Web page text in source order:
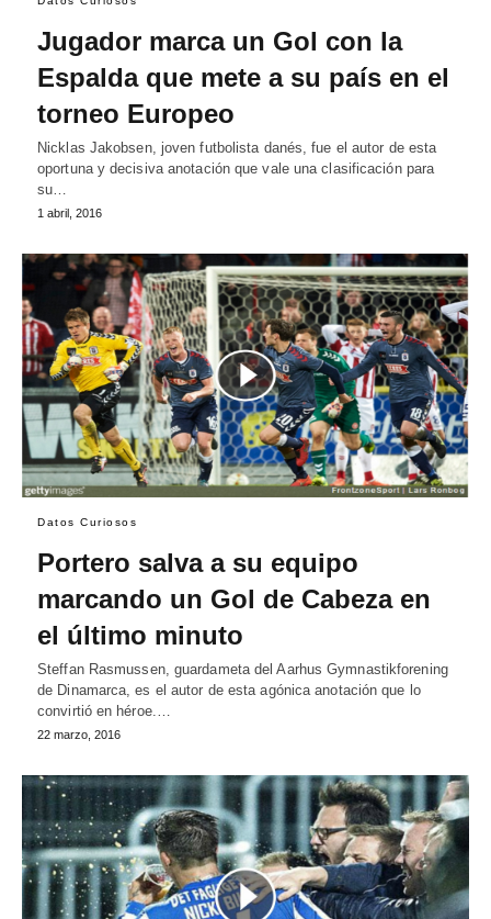
Jugador marca un Gol con la
Espalda que mete a su país en el
torneo Europeo
Nicklas Jakobsen, joven futbolista danés, fue el autor de esta
oportuna y decisiva anotación que vale una clasificación para
su…
1 abril, 2016
Datos Curiosos
Portero salva a su equipo
marcando un Gol de Cabeza en
el último minuto
Steffan Rasmussen, guardameta del Aarhus Gymnastikforening
de Dinamarca, es el autor de esta agónica anotación que lo
convirtió en héroe.…
22 marzo, 2016